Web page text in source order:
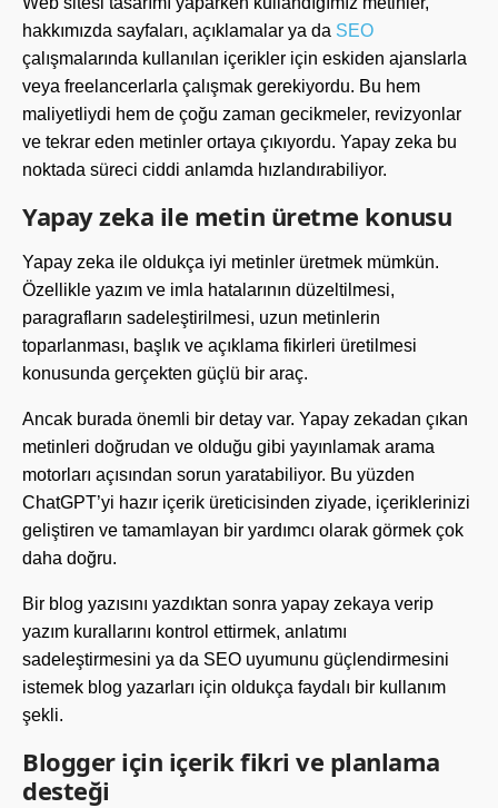
hakkımızda sayfaları, açıklamalar ya da SEO
çalışmalarında kullanılan içerikler için eskiden ajanslarla
veya freelancerlarla çalışmak gerekiyordu. Bu hem
maliyetliydi hem de çoğu zaman gecikmeler, revizyonlar
ve tekrar eden metinler ortaya çıkıyordu. Yapay zeka bu
noktada süreci ciddi anlamda hızlandırabiliyor.
Yapay zeka ile metin üretme konusu
Yapay zeka ile oldukça iyi metinler üretmek mümkün.
Özellikle yazım ve imla hatalarının düzeltilmesi,
paragrafların sadeleştirilmesi, uzun metinlerin
toparlanması, başlık ve açıklama fikirleri üretilmesi
konusunda gerçekten güçlü bir araç.
Ancak burada önemli bir detay var. Yapay zekadan çıkan
metinleri doğrudan ve olduğu gibi yayınlamak arama
motorları açısından sorun yaratabiliyor. Bu yüzden
ChatGPT’yi hazır içerik üreticisinden ziyade, içeriklerinizi
geliştiren ve tamamlayan bir yardımcı olarak görmek çok
daha doğru.
Bir blog yazısını yazdıktan sonra yapay zekaya verip
yazım kurallarını kontrol ettirmek, anlatımı
sadeleştirmesini ya da SEO uyumunu güçlendirmesini
istemek blog yazarları için oldukça faydalı bir kullanım
şekli.
Blogger için içerik fikri ve planlama
desteği